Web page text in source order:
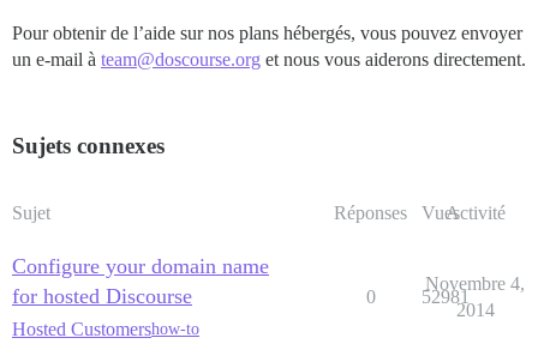
Pour obtenir de l’aide sur nos plans hébergés, vous pouvez envoyer
un e-mail à team@doscourse.org et nous vous aiderons directement.
Sujets connexes
Sujet Réponses VuesActivité
Configure your domain name
for hosted Discourse
Hosted Customershow-to
0 52981
Novembre 4,
2014